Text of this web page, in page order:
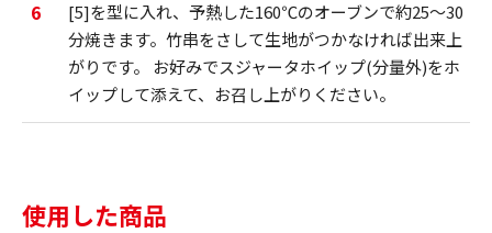
6
[5]を型に入れ、予熱した160℃のオーブンで約25～30
分焼きます。竹串をさして生地がつかなければ出来上
がりです。 お好みでスジャータホイップ(分量外)をホ
イップして添えて、お召し上がりください。
使用した商品